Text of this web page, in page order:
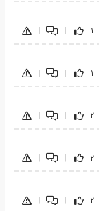
1
|
|
1
|
|
2
|
|
2
|
|
2
|
|